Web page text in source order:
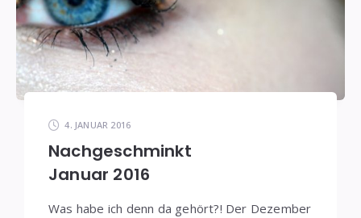
4. JANUAR 2016
Nachgeschminkt
Januar 2016
Was habe ich denn da gehört?! Der Dezember